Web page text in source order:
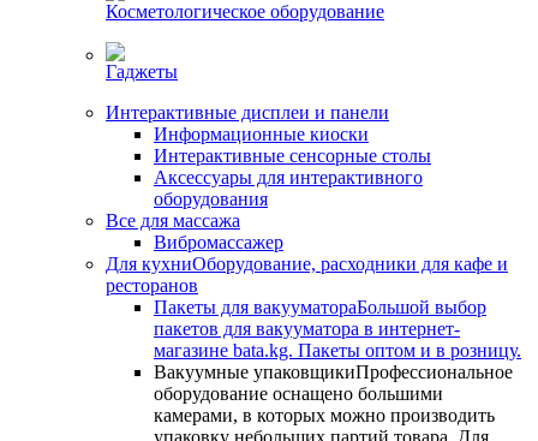
Косметологическое оборудование
Гаджеты
Интерактивные дисплеи и панели
Информационные киоски
Интерактивные сенсорные столы
Аксессуары для интерактивного
оборудования
Все для массажа
Вибромассажер
Для кухниОборудование, расходники для кафе и
ресторанов
Пакеты для вакууматораБольшой выбор
пакетов для вакууматора в интернет-
магазине bata.kg. Пакеты оптом и в розницу.
Вакуумные упаковщикиПрофессиональное
оборудование оснащено большими
камерами, в которых можно производить
упаковку небольших партий товара. Для